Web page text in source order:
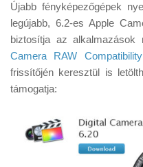
Firmware
Tudástár
Érdekességek
E-BB
Újabb fényképezőgépek
legújabb, 6.2-es Apple
biztosítja az alkalmazások
Camera RAW
frissítőjén keresztül is
támogatja: